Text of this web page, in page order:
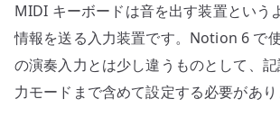
MIDI キーボードは音を出す装置という
情報を送る入力装置です。Notion 6 で
の演奏入力とは少し違うものとして、
力モードまで含めて設定する必要があり